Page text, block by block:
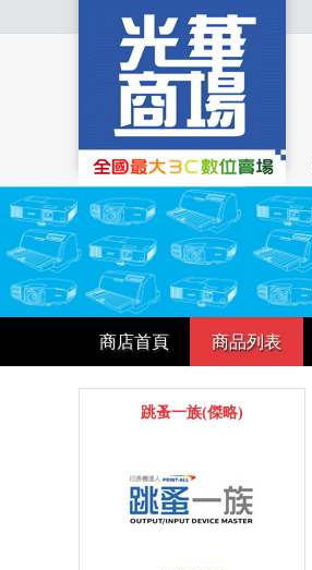
商店首頁 商品列表
跳蚤一族(傑略)